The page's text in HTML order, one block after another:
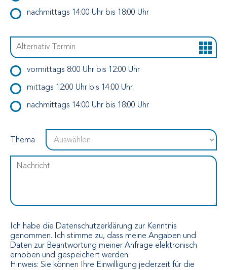
nachmittags 14:00 Uhr bis 18:00 Uhr
vormittags 8:00 Uhr bis 12:00 Uhr
mittags 12:00 Uhr bis 14:00 Uhr
nachmittags 14:00 Uhr bis 18:00 Uhr
Thema
Ich habe die Datenschutzerklärung zur Kenntnis
genommen. Ich stimme zu, dass meine Angaben und
Daten zur Beantwortung meiner Anfrage elektronisch
erhoben und gespeichert werden.
Hinweis: Sie können Ihre Einwilligung jederzeit für die